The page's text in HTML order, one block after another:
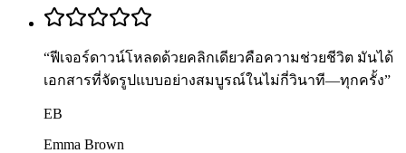
“ฟีเจอร์ดาวน์โหลดด้วยคลิกเดียวคือความช่วยชีวิต มันได้
เอกสารที่จัดรูปแบบอย่างสมบูรณ์ในไม่กี่วินาที—ทุกครั้ง”
EB
Emma Brown